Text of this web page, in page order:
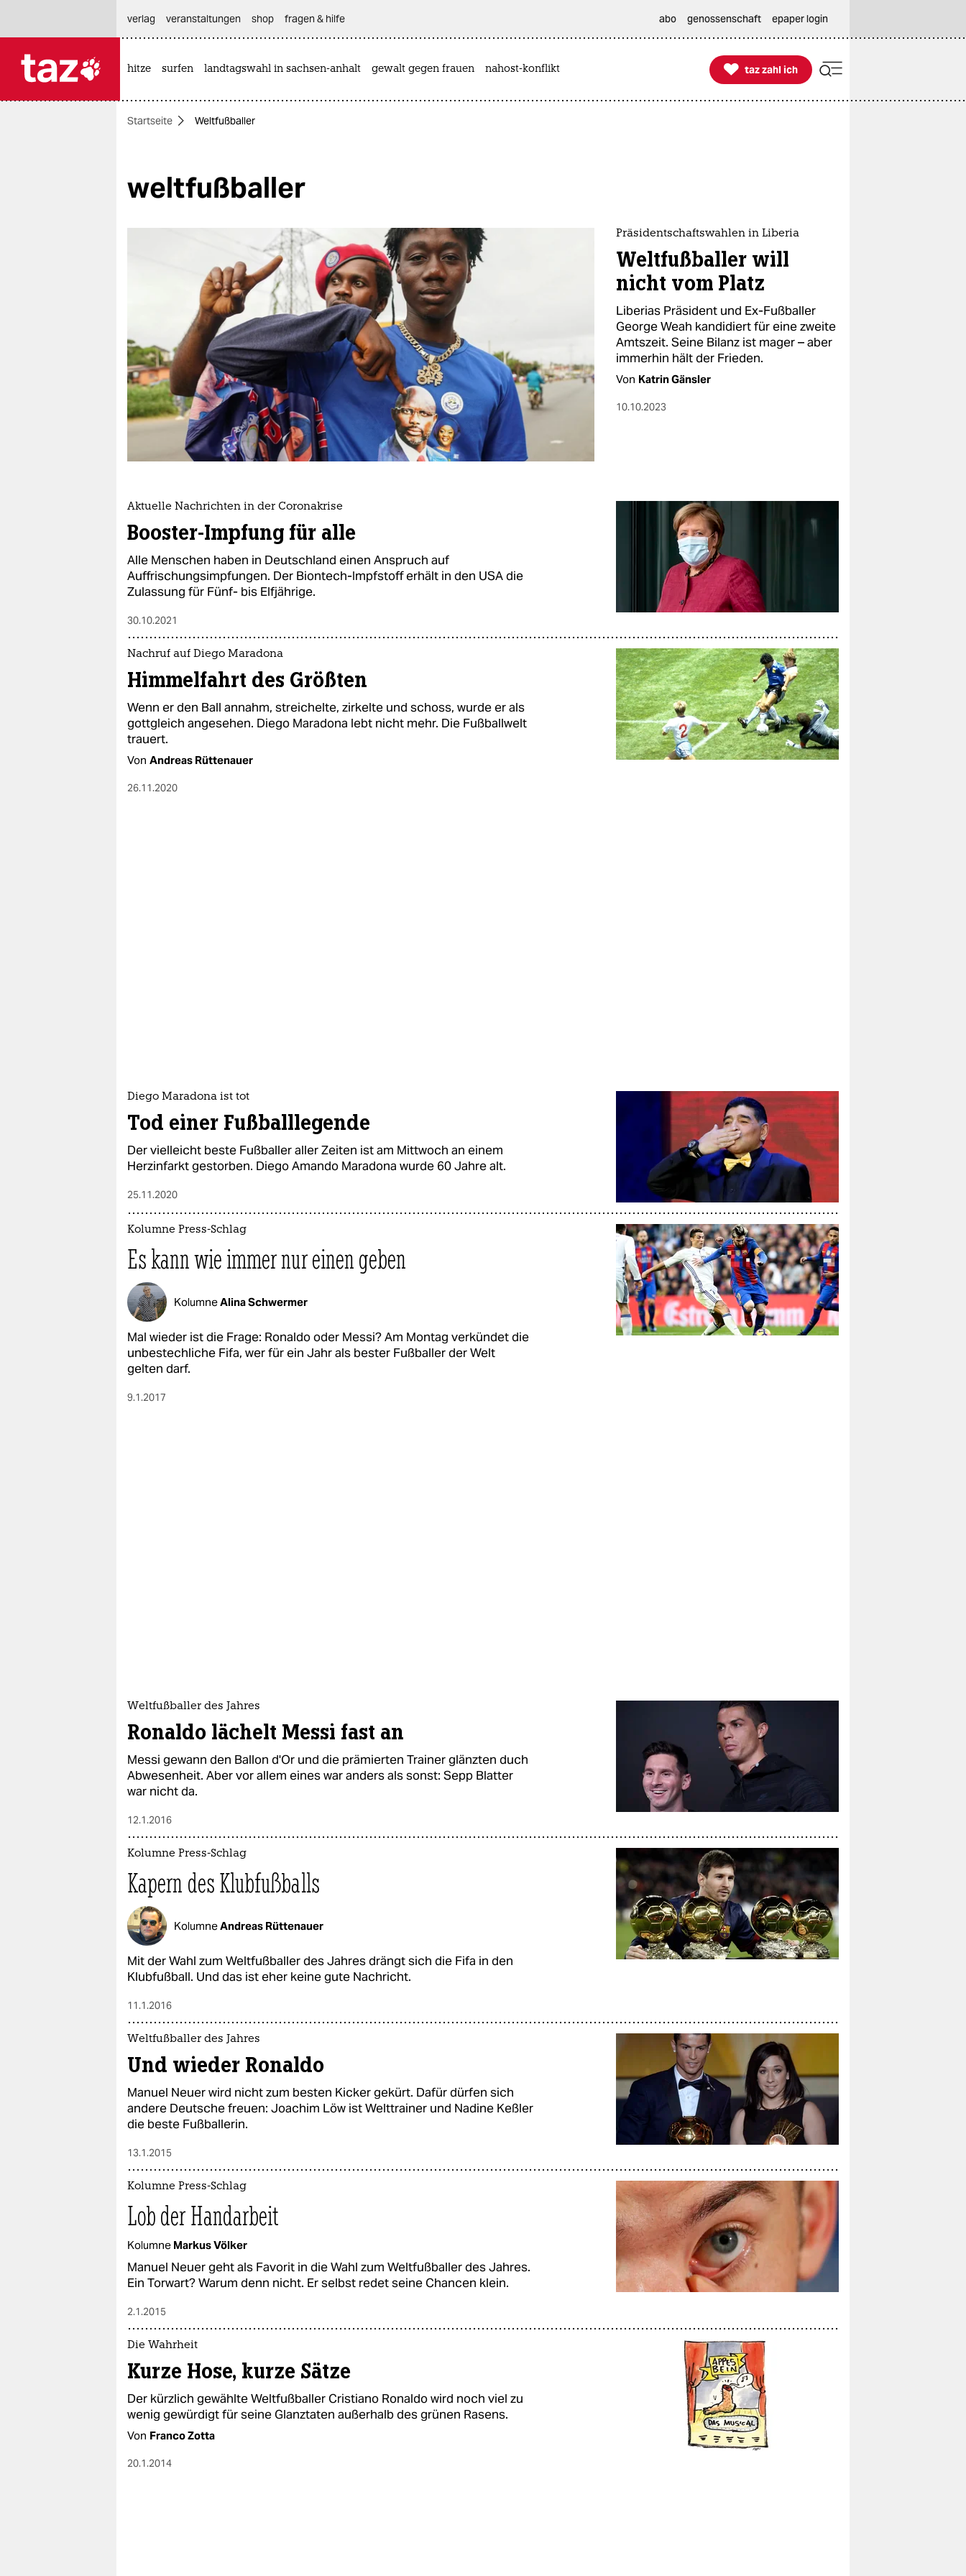
themen
öko
gesellschaft
nord
wahrheit
verlag
shop
fragen & hilfe
unterstützen
abo
genossenschaft
epaper login
verlag
veranstaltungen shop fragen & hilfe abo genossenschaft epaper login
hitze surfen landtagswahl in sachsen-anhalt gewalt gegen frauen nahost-konflikt 
taz zahl ich
taz zahl ich
Startseite Weltfußballer
weltfußballer
Präsidentschaftswahlen in Liberia
Weltfußballer will
nicht vom Platz
Liberias Präsident und Ex-Fußballer
George Weah kandidiert für eine zweite
Amtszeit. Seine Bilanz ist mager – aber
immerhin hält der Frieden.
Von Katrin Gänsler
10.10.2023
Aktuelle Nachrichten in der Coronakrise
Booster-Impfung für alle
Alle Menschen haben in Deutschland einen Anspruch auf
Auffrischungsimpfungen. Der Biontech-Impfstoff erhält in den USA die
Zulassung für Fünf- bis Elfjährige.
30.10.2021
Nachruf auf Diego Maradona
Himmelfahrt des Größten
Wenn er den Ball annahm, streichelte, zirkelte und schoss, wurde er als
gottgleich angesehen. Diego Maradona lebt nicht mehr. Die Fußballwelt
trauert.
Von Andreas Rüttenauer
26.11.2020
Diego Maradona ist tot
Tod einer Fußballlegende
Der vielleicht beste Fußballer aller Zeiten ist am Mittwoch an einem
Herzinfarkt gestorben. Diego Amando Maradona wurde 60 Jahre alt.
25.11.2020
Kolumne Press-Schlag
Es kann wie immer nur einen geben
KolumneAlina Schwermer
Mal wieder ist die Frage: Ronaldo oder Messi? Am Montag verkündet die
unbestechliche Fifa, wer für ein Jahr als bester Fußballer der Welt
gelten darf.
9.1.2017
Weltfußballer des Jahres
Ronaldo lächelt Messi fast an
Messi gewann den Ballon d'Or und die prämierten Trainer glänzten duch
Abwesenheit. Aber vor allem eines war anders als sonst: Sepp Blatter
war nicht da.
12.1.2016
Kolumne Press-Schlag
Kapern des Klubfußballs
KolumneAndreas Rüttenauer
Mit der Wahl zum Weltfußballer des Jahres drängt sich die Fifa in den
Klubfußball. Und das ist eher keine gute Nachricht.
11.1.2016
Weltfußballer des Jahres
Und wieder Ronaldo
Manuel Neuer wird nicht zum besten Kicker gekürt. Dafür dürfen sich
andere Deutsche freuen: Joachim Löw ist Welttrainer und Nadine Keßler
die beste Fußballerin.
13.1.2015
Kolumne Press-Schlag
Lob der Handarbeit
Kolumne Markus Völker
Manuel Neuer geht als Favorit in die Wahl zum Weltfußballer des Jahres.
Ein Torwart? Warum denn nicht. Er selbst redet seine Chancen klein.
2.1.2015
Die Wahrheit
Kurze Hose, kurze Sätze
Der kürzlich gewählte Weltfußballer Cristiano Ronaldo wird noch viel zu
wenig gewürdigt für seine Glanztaten außerhalb des grünen Rasens.
Von Franco Zotta
20.1.2014